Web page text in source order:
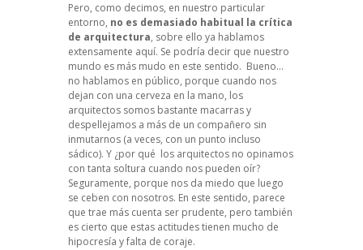
Pero, como decimos, en nuestro particular
entorno, no es demasiado habitual la crítica
de arquitectura, sobre ello ya hablamos
extensamente aquí. Se podría decir que nuestro
mundo es más mudo en este sentido. Bueno…
no hablamos en público, porque cuando nos
dejan con una cerveza en la mano, los
arquitectos somos bastante macarras y
despellejamos a más de un compañero sin
inmutarnos (a veces, con un punto incluso
sádico). Y ¿por qué los arquitectos no opinamos
con tanta soltura cuando nos pueden oír?
Seguramente, porque nos da miedo que luego
se ceben con nosotros. En este sentido, parece
que trae más cuenta ser prudente, pero también
es cierto que estas actitudes tienen mucho de
hipocresía y falta de coraje.